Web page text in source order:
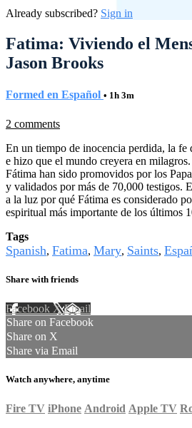
Already subscribed? Sign in
Fatima: Viviendo el
Jason Brooks
Formed en Español • 1h 3m
2 comments
En un tiempo de inocencia perdida, la fe
e hizo que el mundo creyera en
Fátima han sido promovidos por los
y validados por más de 70,000 testigos.
a la luz por qué Fátima es considerado
espiritual más importante de los últimos
Tags
Spanish, Fatima, Mary, Saints,
Share with friends
Facebook XEmail
Share on Facebook
Share on X
Share via Email
Watch anywhere, anytime
Fire TV iPhone Android Apple TV